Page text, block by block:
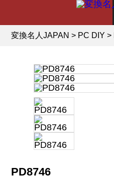
変換名人JAPAN > PC DIY >
PD8746